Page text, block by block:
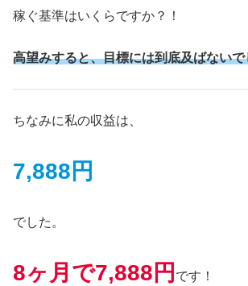
稼ぐ基準はいくらですか？！
高望みすると、目標には到底及ばないで
ちなみに私の収益は、
7,888円
でした。
8ヶ月で7,888円 です！